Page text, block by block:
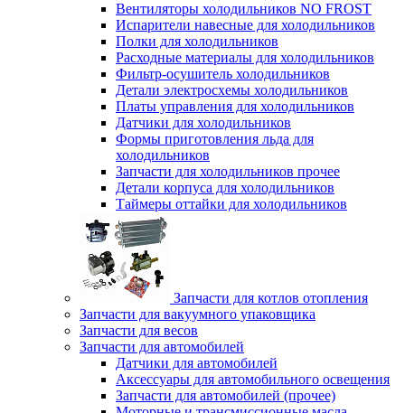
Вентиляторы холодильников NO FROST
Испарители навесные для холодильников
Полки для холодильников
Расходные материалы для холодильников
Фильтр-осушитель холодильников
Детали электросхемы холодильников
Платы управления для холодильников
Датчики для холодильников
Формы приготовления льда для
холодильников
Запчасти для холодильников прочее
Детали корпуса для холодильников
Таймеры оттайки для холодильников
Запчасти для котлов отопления
Запчасти для вакуумного упаковщика
Запчасти для весов
Запчасти для автомобилей
Датчики для автомобилей
Аксессуары для автомобильного освещения
Запчасти для автомобилей (прочее)